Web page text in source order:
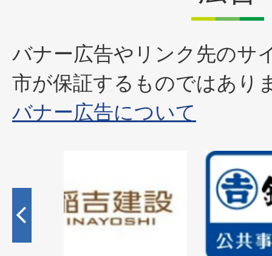
バナー広告やリンク先のサ
市が保証するものではあり
バナー広告について
枚
目